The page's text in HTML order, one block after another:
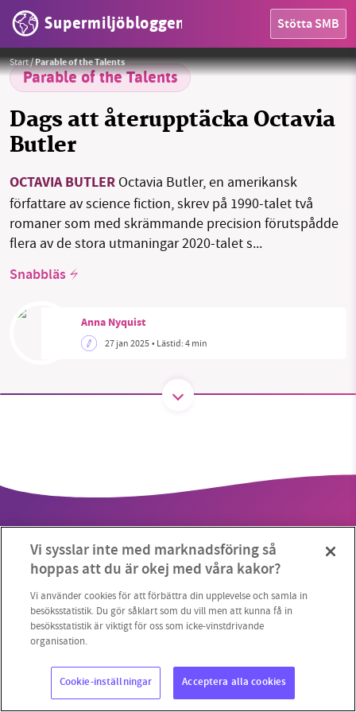
Supermiljöbloggen Stötta SMB
OMRÅDEN
MILJÖFAKTA
Sök Sparade inlägg Tipsa oss
Start/Parable of the Talents
Parable of the Talents
Dags att återupptäcka Octavia
Butler
OCTAVIA BUTLER Octavia Butler, en amerikansk
författare av science fiction, skrev på 1990-talet två
romaner som med skrämmande precision förutspådde
flera av de stora utmaningar 2020-talet s...
Snabbläs
Anna Nyquist
27 jan 2025• Lästid:4 min
Nikolas Coukouma. / CC BY-SA 2.5
Copyright 2023 © Supermiljöbloggen Cookieinställningar
nyhetsbevakning och granskningar. Nu vill vi
utveckla vårt arbete – och vi hoppas att du
vill hjälpa oss.
Stötta vårt arbete genom att swisha en slant till
1231368703
Läs vad vi vill göra
Vi sysslar inte med marknadsföring så
hoppas att du är okej med våra kakor?
Vi använder cookies för att förbättra din upplevelse och samla in
besöksstatistik. Du gör såklart som du vill men att kunna få in
besöksstatistik är viktigt för oss som icke-vinstdrivande
organisation.
Cookie-inställningar Acceptera alla cookies